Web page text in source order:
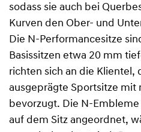
sodass sie auch bei
Kurven den Ober- und
Die N-Performancesitze
Basissitzen etwa 20 mm
richten sich an die Klientel,
ausgeprägte Sportsitze mit
bevorzugt. Die N-
auf dem Sitz angeordnet,